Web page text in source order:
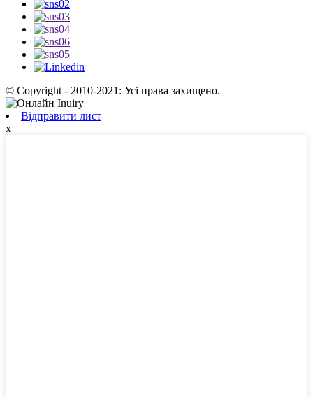
© Copyright - 2010-2021: Усі права захищено.
Відправити лист
x